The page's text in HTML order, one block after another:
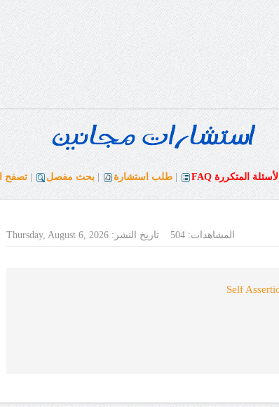
الأسئلة المتكررة FAQ طلب استشارة بحث مفصل تصفح
تاريخ النشر:Thursday, August 6, 2026 المشاهدات:504